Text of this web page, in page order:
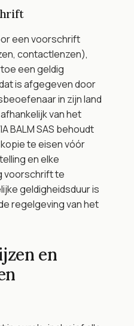
een voorschrift
contactlenzen),
een geldig
is afgegeven door
in zijn land
van het
BALM SAS behoudt
te eisen vóór
en elke
voorschrift te
geldigheidsduur is
regelgeving van het
en